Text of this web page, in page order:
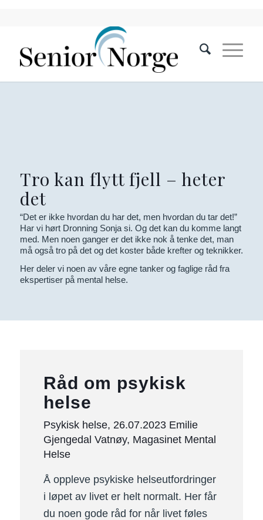
Tro kan flytt fjell – heter
det
“Det er ikke hvordan du har det, men hvordan du tar det!”
Har vi hørt Dronning Sonja si. Og det kan du komme langt
med. Men noen ganger er det ikke nok å tenke det, man
må også tro på det og det koster både krefter og teknikker.
Her deler vi noen av våre egne tanker og faglige råd fra
ekspertiser på mental helse.
Råd om psykisk
helse
Psykisk helse, 26.07.2023 Emilie
Gjengedal Vatnøy, Magasinet Mental
Helse
Å oppleve psykiske helseutfordringer
i løpet av livet er helt normalt. Her får
du noen gode råd for når livet føles